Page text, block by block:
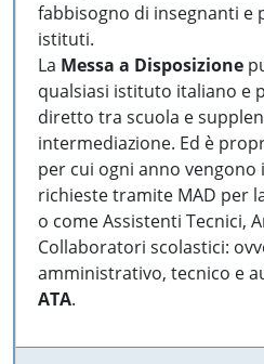
fabbisogno di insegnanti e
istituti.
La Messa a Disposizione
qualsiasi istituto italiano e
diretto tra scuola e
intermediazione. Ed è
per cui ogni anno vengono
richieste tramite MAD per
o come Assistenti Tecnici,
Collaboratori scolastici:
amministrativo, tecnico e
ATA.